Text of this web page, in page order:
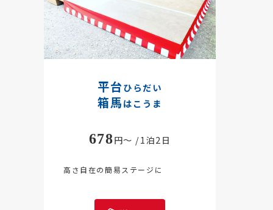
平台ひらだい
箱馬はこうま
678円～ /1泊2日
高さ自在の簡易ステージに